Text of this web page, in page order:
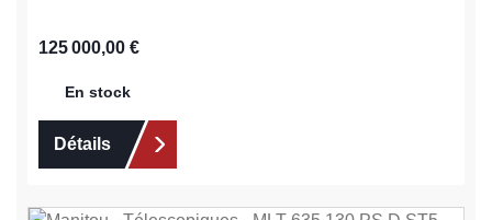
Prix régulier :
125 000,00 €
En stock
Détails